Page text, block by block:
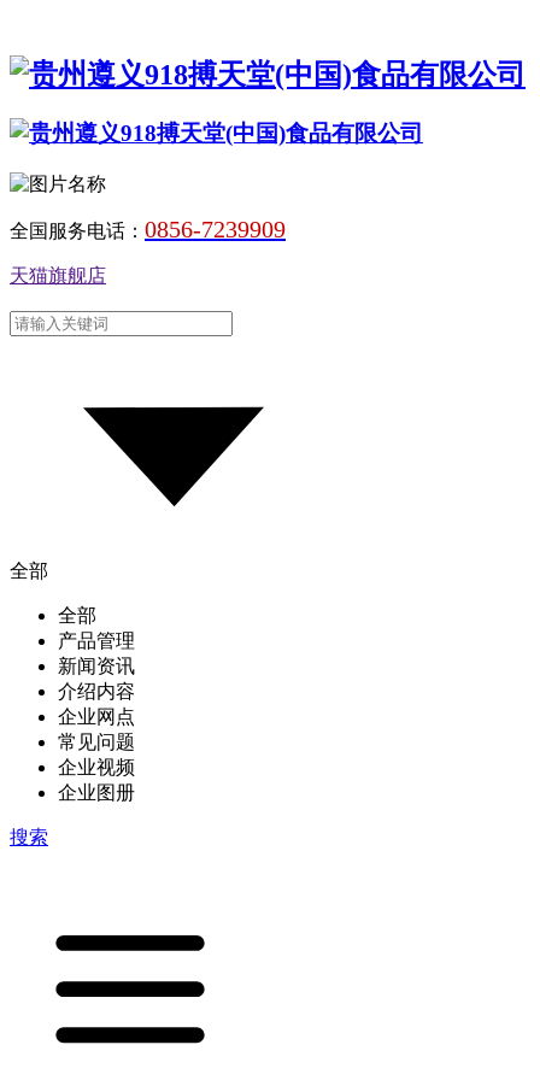
全国服务电话： 0856-7239909
天猫旗舰店
全部
全部
产品管理
新闻资讯
介绍内容
企业网点
常见问题
企业视频
企业图册
搜索